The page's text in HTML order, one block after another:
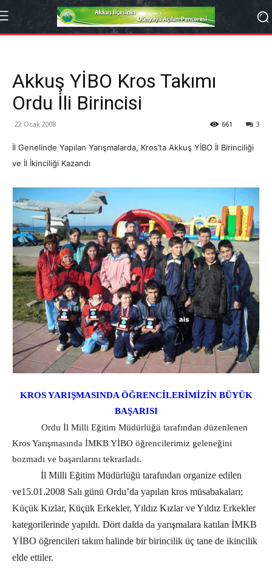
Akkuş YİBO Kros Takımı
Ordu İli Birincisi
22 Ocak 2008 3
661
İl Genelinde Yapılan Yarışmalarda, Kros’ta Akkuş YİBO İl Birinciliği
ve İl İkinciliği Kazandı
KROS YARIŞMASINDA ÖĞRENCİLERİMİZİN BÜYÜK
BAŞARISI
Ordu İl Milli Eğitim Müdürlüğü tarafından düzenlenen
Kros Yarışmasında İMKB YİBO öğrencilerimiz geleneğini
bozmadı ve başarılarını tekrarladı.
İl Milli Eğitim Müdürlüğü tarafından organize edilen
ve15.01.2008 Salı günü Ordu’da yapılan kros müsabakaları;
Küçük Kızlar, Küçük Erkekler, Yıldız Kızlar ve Yıldız Erkekler
kategorilerinde yapıldı. Dört dalda da yarışmalara katılan İMKB
YİBO öğrencileri takım halinde bir birincilik üç tane de ikincilik
elde ettiler.